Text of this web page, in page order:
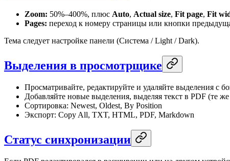
Zoom: 50%–400%, плюс Auto, Actual size, Fit page, Fit
Pages: переход к номеру страницы или кнопки
Тема следует настройке панели (Система / Light / Dark).
Выделения в просмотрщике
Просматривайте, редактируйте и удаляйте выделения с
Добавляйте новые выделения, выделяя текст в PDF (те
Сортировка: Newest, Oldest, By Position
Экспорт: Copy All, TXT, HTML, PDF, Markdown
Статус синхронизации